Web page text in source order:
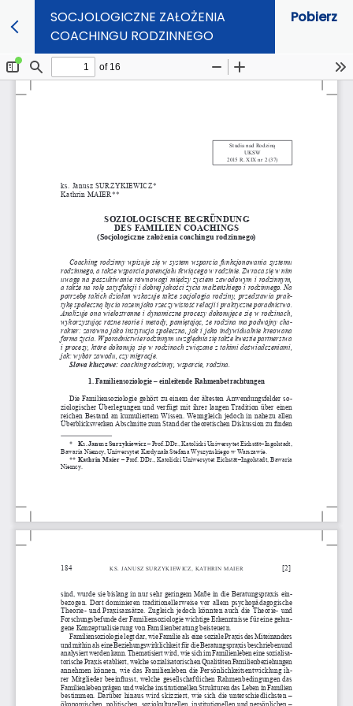
SOCJOLOGICZNE ZAŁOŻENIA
COACHINGU RODZINNEGO
Pobierz